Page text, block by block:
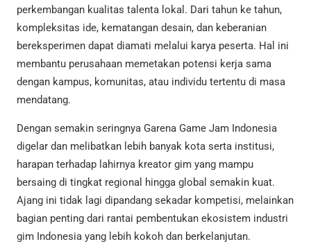
perkembangan kualitas talenta lokal. Dari tahun ke tahun,
kompleksitas ide, kematangan desain, dan keberanian
bereksperimen dapat diamati melalui karya peserta. Hal ini
membantu perusahaan memetakan potensi kerja sama
dengan kampus, komunitas, atau individu tertentu di masa
mendatang.
Dengan semakin seringnya Garena Game Jam Indonesia
digelar dan melibatkan lebih banyak kota serta institusi,
harapan terhadap lahirnya kreator gim yang mampu
bersaing di tingkat regional hingga global semakin kuat.
Ajang ini tidak lagi dipandang sekadar kompetisi, melainkan
bagian penting dari rantai pembentukan ekosistem industri
gim Indonesia yang lebih kokoh dan berkelanjutan.